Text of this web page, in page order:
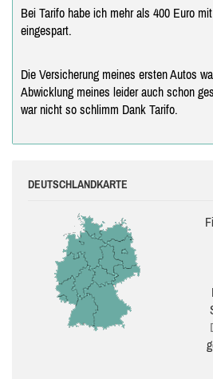
Bei Tarifo habe ich mehr als 400 Euro
eingespart.
Die Versicherung meines ersten Autos
Abwicklung meines leider auch schon
war nicht so schlimm Dank Tarifo.
DEUTSCHLANDKARTE